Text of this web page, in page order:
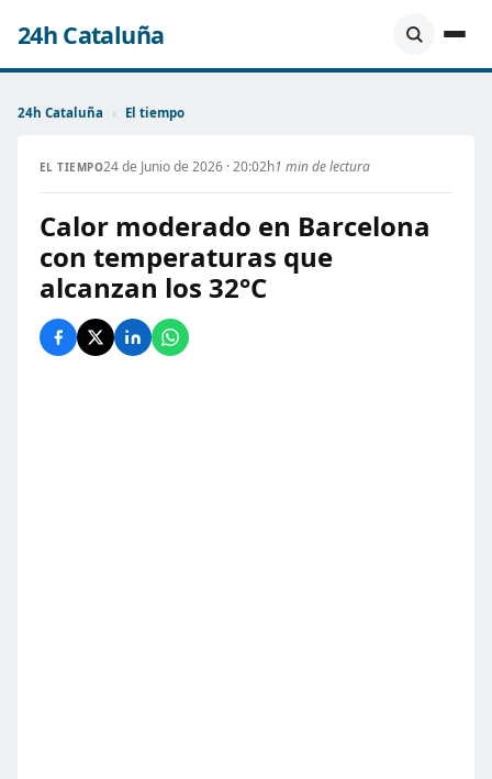
24h Cataluña
24h Cataluña › El tiempo
EL TIEMPO24 de Junio de 2026 · 20:02h1 min de lectura
Calor moderado en Barcelona
con temperaturas que
alcanzan los 32°C